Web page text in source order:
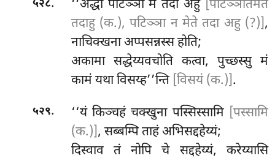
५२८. ‘‘अद्धा पटिञ्ञा मे तदा अहु [पटिञ्ञातमेतं
तदाहु (क.), पटिञ्ञा न मेते तदा अहु (?)],
नाचिक्खना अप्पसन्नस्स होति;
अकामा सद्धेय्यवचोति कत्वा, पुच्छस्सु मं
कामं यथा विसय्ह’’न्ति [विसयं (क.)].
५२९. ‘‘यंकिञ्चहं चक्खुना पस्सिस्सामि [पस्सामि
(क.)], सब्बम्पि ताहं अभिसद्दहेय्यं;
दिस्वाव तं नोपि चे सद्दहेय्यं, करेय्यासि